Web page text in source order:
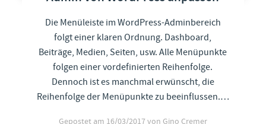
Die Menüleiste im WordPress-Adminbereich
folgt einer klaren Ordnung. Dashboard,
Beiträge, Medien, Seiten, usw. Alle Menüpunkte
folgen einer vordefinierten Reihenfolge.
Dennoch ist es manchmal erwünscht, die
Reihenfolge der Menüpunkte zu beeinflussen.…
Gepostet am 16/03/2017von Gino Cremer